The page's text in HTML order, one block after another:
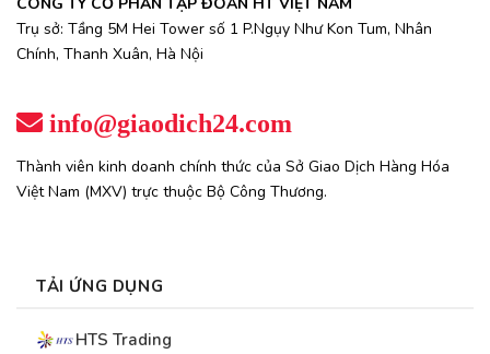
Trụ sở: Tầng 5M Hei Tower số 1 P.Ngụy Như Kon Tum, Nhân
Chính, Thanh Xuân, Hà Nội
info@giaodich24.com
Thành viên kinh doanh chính thức của Sở Giao Dịch Hàng Hóa
Việt Nam (MXV) trực thuộc Bộ Công Thương.
TẢI ỨNG DỤNG
HTS Trading